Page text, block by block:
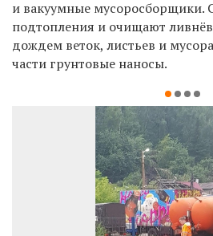
и вакуумные мусоросборщики.
подтопления и очищают
дождем веток, листьев и
части грунтовые наносы.